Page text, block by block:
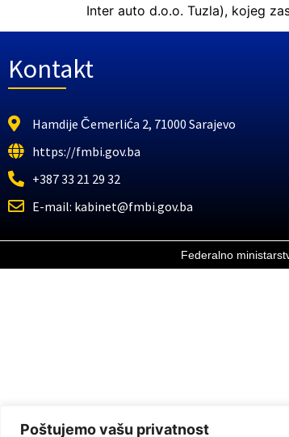
Poštujemo vašu privatnost
Inter auto d.o.o. Tuzla), kojeg
Kontakt
Hamdije Čemerlića 2, 71000 Sarajevo
https://fmbi.gov.ba
+387 33 21 29 32
E-mail: kabinet@fmbi.gov.ba
Federalno